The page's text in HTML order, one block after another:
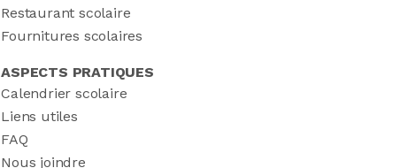
Restaurant scolaire
Fournitures scolaires
ASPECTS PRATIQUES
Calendrier scolaire
Liens utiles
FAQ
Nous joindre